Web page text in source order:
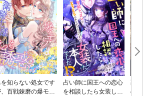
を知らない処女です
百戦錬磨の爆モテ
占い師に国王への恋心
を相談したら女装した
死
の